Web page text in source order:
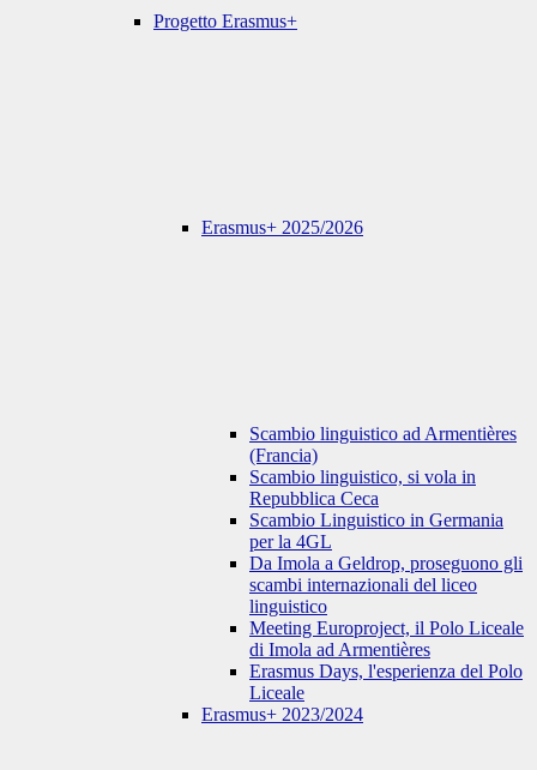
Progetto Erasmus+
Erasmus+ 2025/2026
Scambio linguistico ad Armentières
(Francia)
Scambio linguistico, si vola in
Repubblica Ceca
Scambio Linguistico in Germania
per la 4GL
Da Imola a Geldrop, proseguono gli
scambi internazionali del liceo
linguistico
Meeting Europroject, il Polo Liceale
di Imola ad Armentières
Erasmus Days, l'esperienza del Polo
Liceale
Erasmus+ 2023/2024